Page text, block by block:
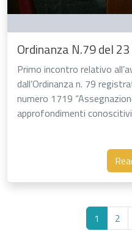
Ordinanza N.79 del
Primo incontro relativo
dall’Ordinanza n. 79
numero 1719
approfondimenti
1 2